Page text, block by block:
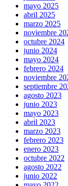
mayo 2025
abril 2025
marzo 2025
noviembre
octubre 2024
junio 2024
mayo 2024
febrero 2024
noviembre
septiembre
agosto 2023
junio 2023
mayo 2023
abril 2023
marzo 2023
febrero 2023
enero 2023
octubre 2022
agosto 2022
junio 2022